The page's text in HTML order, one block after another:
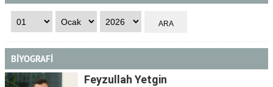
BİYOGRAFİ
Feyzullah Yetgin